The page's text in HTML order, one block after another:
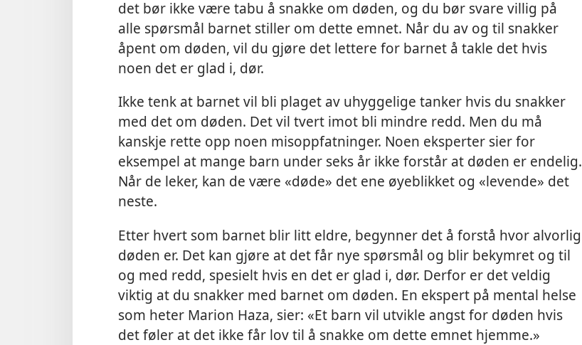
det bør ikke være tabu å snakke om døden, og du bør svare villig på
alle spørsmål barnet stiller om dette emnet. Når du av og til snakker
åpent om døden, vil du gjøre det lettere for barnet å takle det hvis
noen det er glad i, dør.
Ikke tenk at barnet vil bli plaget av uhyggelige tanker hvis du snakker
med det om døden. Det vil tvert imot bli mindre redd. Men du må
kanskje rette opp noen misoppfatninger. Noen eksperter sier for
eksempel at mange barn under seks år ikke forstår at døden er endelig.
Når de leker, kan de være «døde» det ene øyeblikket og «levende» det
neste.
Etter hvert som barnet blir litt eldre, begynner det å forstå hvor alvorlig
døden er. Det kan gjøre at det får nye spørsmål og blir bekymret og til
og med redd, spesielt hvis en det er glad i, dør. Derfor er det veldig
viktig at du snakker med barnet om døden. En ekspert på mental helse
som heter Marion Haza, sier: «Et barn vil utvikle angst for døden hvis
det føler at det ikke får lov til å snakke om dette emnet hjemme.»